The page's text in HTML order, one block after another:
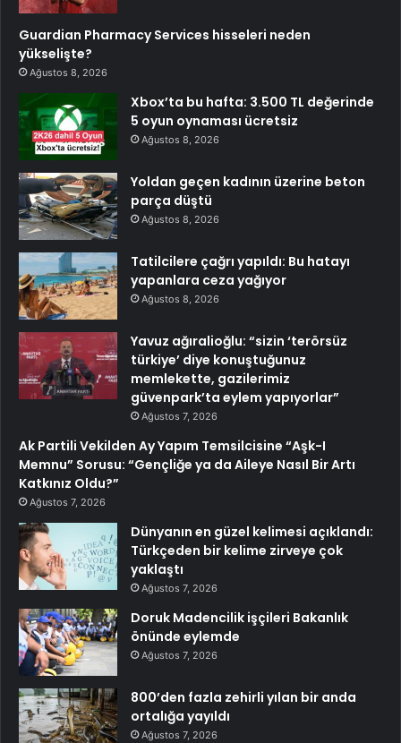
Guardian Pharmacy Services hisseleri neden
yükselişte?
Ağustos 8, 2026
Xbox’ta bu hafta: 3.500 TL değerinde
5 oyun oynaması ücretsiz
Ağustos 8, 2026
Yoldan geçen kadının üzerine beton
parça düştü
Ağustos 8, 2026
Tatilcilere çağrı yapıldı: Bu hatayı
yapanlara ceza yağıyor
Ağustos 8, 2026
Yavuz ağıralioğlu: “sizin ‘terörsüz
türkiye’ diye konuştuğunuz
memlekette, gazilerimiz
güvenpark’ta eylem yapıyorlar”
Ağustos 7, 2026
Ak Partili Vekilden Ay Yapım Temsilcisine “Aşk-I
Memnu” Sorusu: “Gençliğe ya da Aileye Nasıl Bir Artı
Katkınız Oldu?”
Ağustos 7, 2026
Dünyanın en güzel kelimesi açıklandı:
Türkçeden bir kelime zirveye çok
yaklaştı
Ağustos 7, 2026
Doruk Madencilik işçileri Bakanlık
önünde eylemde
Ağustos 7, 2026
800’den fazla zehirli yılan bir anda
ortalığa yayıldı
Ağustos 7, 2026